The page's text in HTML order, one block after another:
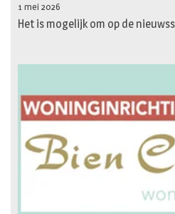
1 mei 2026
Het is mogelijk om op de